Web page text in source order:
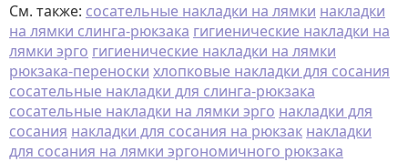
См. также: сосательные накладки на лямки накладки
на лямки слинга-рюкзака гигиенические накладки на
лямки эрго гигиенические накладки на лямки
рюкзака-переноски хлопковые накладки для сосания
сосательные накладки для слинга-рюкзака
сосательные накладки на лямки эрго накладки для
сосания накладки для сосания на рюкзак накладки
для сосания на лямки эргономичного рюкзака